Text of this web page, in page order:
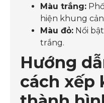
Màu trắng:
hiện khung
Màu đỏ: Nổi
trắng.
Hướng
cách xếp